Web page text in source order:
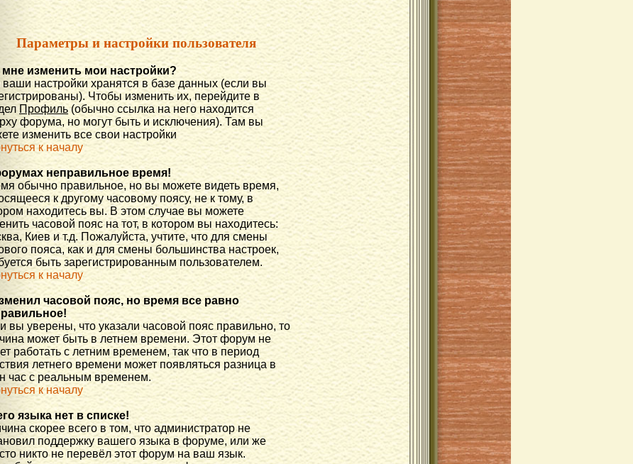
Параметры и настройки пользователя
мне изменить мои настройки?
ваши настройки хранятся в базе данных (если вы
Чтобы изменить их, перейдите в
Профиль(обычно ссылка на него находится
форума, но могут быть и исключения). Там вы
изменить все свои настройки
к началу
неправильное время!
обычно правильное, но вы можете видеть время,
к другому часовому поясу, не к тому, в
находитесь вы. В этом случае вы можете
часовой пояс на тот, в котором вы находитесь:
Киев и т.д. Пожалуйста, учтите, что для смены
пояса, как и для смены большинства настроек,
быть зарегистрированным пользователем.
к началу
часовой пояс, но время все равно
вы уверены, что указали часовой пояс правильно, то
может быть в летнем времени. Этот форум не
работать с летним временем, так что в период
летнего времени может появляться разница в
час с реальным временем.
к началу
языка нет в списке!
скорее всего в том, что администратор не
поддержку вашего языка в форуме, или же
никто не перевёл этот форум на ваш язык.